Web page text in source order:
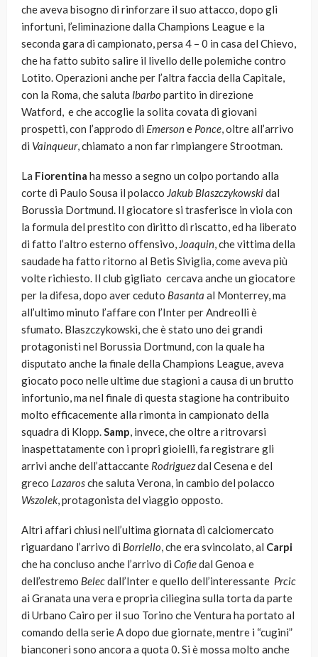
che aveva bisogno di rinforzare il suo attacco, dopo gli
infortuni, l’eliminazione dalla Champions League e la
seconda gara di campionato, persa 4 – 0 in casa del Chievo,
che ha fatto subito salire il livello delle polemiche contro
Lotito. Operazioni anche per l’altra faccia della Capitale,
con la Roma, che saluta Ibarbo partito in direzione
Watford, e che accoglie la solita covata di giovani
prospetti, con l’approdo di Emersone Ponce, oltre all’arrivo
di Vainqueur, chiamato a non far rimpiangere Strootman.
La Fiorentina ha messo a segno un colpo portando alla
corte di Paulo Sousa il polacco Jakub Blaszczykowskidal
Borussia Dortmund. Il giocatore si trasferisce in viola con
la formula del prestito con diritto di riscatto, ed ha liberato
di fatto l’altro esterno offensivo, Joaquin, che vittima della
saudade ha fatto ritorno al Betis Siviglia, come aveva più
volte richiesto. Il club gigliato cercava anche un giocatore
per la difesa, dopo aver ceduto Basanta al Monterrey, ma
all’ultimo minuto l’affare con l’Inter per Andreolli è
sfumato. Blaszczykowski, che è stato uno dei grandi
protagonisti nel Borussia Dortmund, con la quale ha
disputato anche la finale della Champions League, aveva
giocato poco nelle ultime due stagioni a causa di un brutto
infortunio, ma nel finale di questa stagione ha contribuito
molto efficacemente alla rimonta in campionato della
squadra di Klopp.Samp, invece, che oltre a ritrovarsi
inaspettatamente con i propri gioielli, fa registrare gli
arrivi anche dell’attaccante Rodriguezdal Cesena e del
greco Lazarosche saluta Verona, in cambio del polacco
Wszolek, protagonista del viaggio opposto.
Altri affari chiusi nell’ultima giornata di calciomercato
riguardano l’arrivo di Borriello, che era svincolato, al Carpi
che ha concluso anche l’arrivo di Cofiedal Genoa e
dell’estremo Belecdall’Intere quello dell’interessante Prcic
ai Granata una vera e propria ciliegina sulla torta da parte
di Urbano Cairo per il suo Torino che Ventura ha portato al
comando della serie A dopo due giornate, mentre i “cugini”
bianconeri sono ancora a quota 0. Si è mossa molto anche